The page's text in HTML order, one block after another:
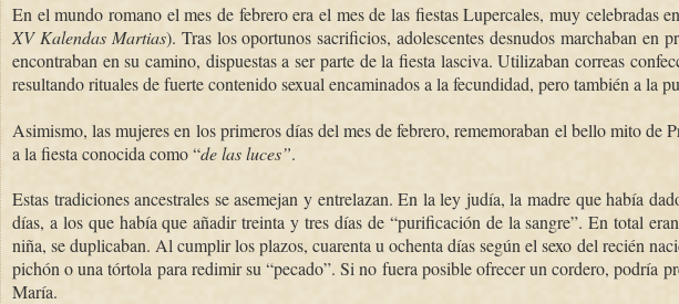
En el mundo romano el mes de febrero era el mes de las fiestas Lupercales, muy celebradas
XV Kalendas Martias). Tras los oportunos sacrificios, adolescentes desnudos marchaban en
encontraban en su camino, dispuestas a ser parte de la fiesta lasciva. Utilizaban correas
resultando rituales de fuerte contenido sexual encaminados a la fecundidad, pero también a la
Asimismo, las mujeres en los primeros días del mes de febrero, rememoraban el bello mito de
a la fiesta conocida como “de las luces”.
Estas tradiciones ancestrales se asemejan y entrelazan. En la ley judía, la madre que había
días, a los que había que añadir treinta y tres días de “purificación de la sangre”. En total
niña, se duplicaban. Al cumplir los plazos, cuarenta u ochenta días según el sexo del recién
pichón o una tórtola para redimir su “pecado”. Si no fuera posible ofrecer un cordero, podría
María.